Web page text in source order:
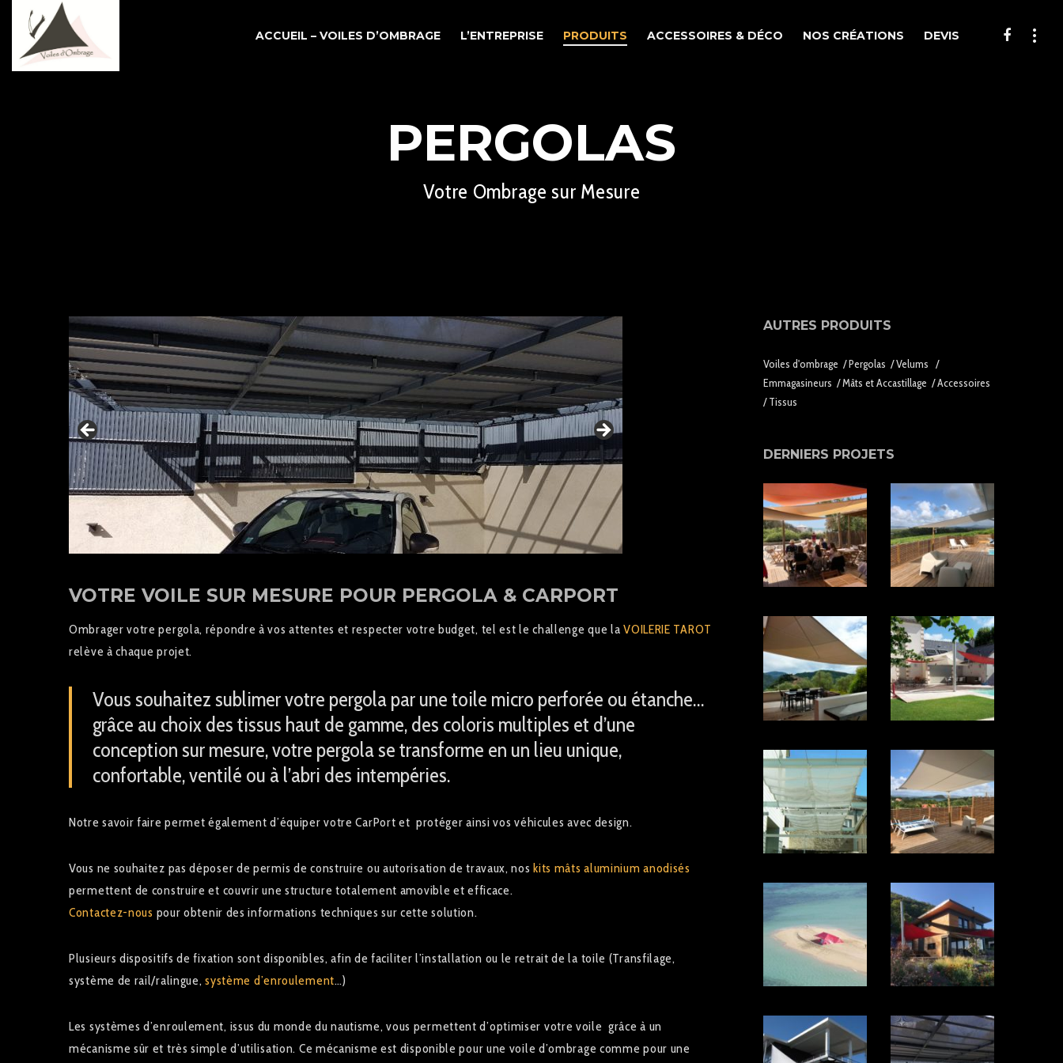
ACCUEIL – VOILES D’OMBRAGE L’ENTREPRISE PRODUITS ACCESSOIRES & DÉCO NOS CRÉATIONS DEVIS
PERGOLAS
Votre Ombrage sur Mesure
VOTRE VOILE SUR MESURE POUR PERGOLA & CARPORT
Ombrager votre pergola, répondre à vos attentes et respecter votre budget, tel est le challenge que laVOILERIE TAROT
relève à chaque projet.
Vous souhaitez sublimer votre pergola par une toile micro perforée ou étanche…
grâce au choix des tissus haut de gamme, des coloris multiples et d’une
conception sur mesure, votre pergola se transforme en un lieu unique,
confortable, ventilé ou à l’abri des intempéries.
Notre savoir faire permet également d’équiper votre CarPort et protéger ainsi vos véhicules avec design.
Vous ne souhaitez pas déposer de permis de construire ou autorisation de travaux, noskits mâts aluminium anodisés
permettent de construire et couvrir une structure totalement amovible et efficace.
Contactez-nous pour obtenir des informations techniques sur cette solution.
Plusieurs dispositifs de fixation sont disponibles, afin de faciliter l’installation ou le retrait de la toile (Transfilage,
système de rail/ralingue,système d’enroulement…)
Les systèmes d’enroulement, issus du monde du nautisme, vous permettent d’optimiser votre voile grâce à un
mécanisme sûr et très simple d’utilisation. Ce mécanisme est disponible pour une voile d’ombrage comme pour une
AUTRES PRODUITS
Voiles d'ombrage /Pergolas /Velums /
Emmagasineurs /Mâts et Accastillage /Accessoires
/Tissus
DERNIERS PROJETS